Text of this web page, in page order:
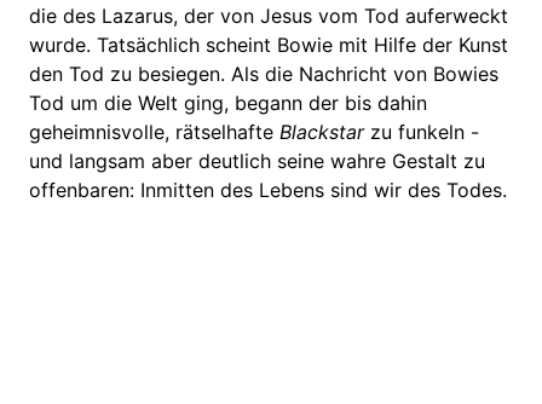
die des Lazarus, der von Jesus vom Tod auferweckt
wurde. Tatsächlich scheint Bowie mit Hilfe der Kunst
den Tod zu besiegen. Als die Nachricht von Bowies
Tod um die Welt ging, begann der bis dahin
geheimnisvolle, rätselhafte Blackstarzu funkeln -
und langsam aber deutlich seine wahre Gestalt zu
offenbaren: Inmitten des Lebens sind wir des Todes.